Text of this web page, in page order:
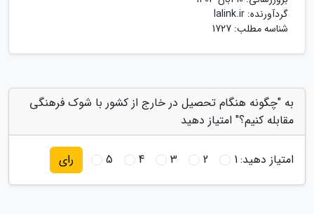
گردآورنده: lalink.ir
شناسه مطلب: 1727
به "چگونه هنگام تحصیل در خارج از کشور با شوک فرهنگی
مقابله کنیم؟" امتیاز دهید
امتیاز دهید:1
2
3
4
5 رای